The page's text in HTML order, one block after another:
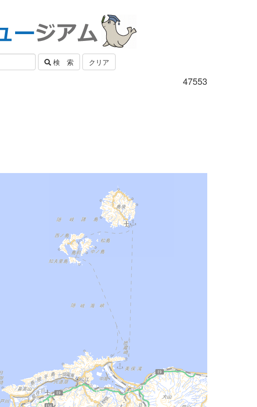
検 索 クリア
47553